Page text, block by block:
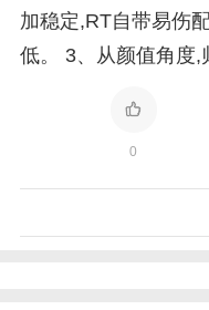
加稳定,RT自带易伤
低。 3、从颜值角度,
0